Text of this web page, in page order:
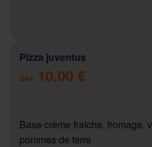
Pizza juventus
Dès 10.00 €
Base crème fraîche, fromage,
pommes de terre